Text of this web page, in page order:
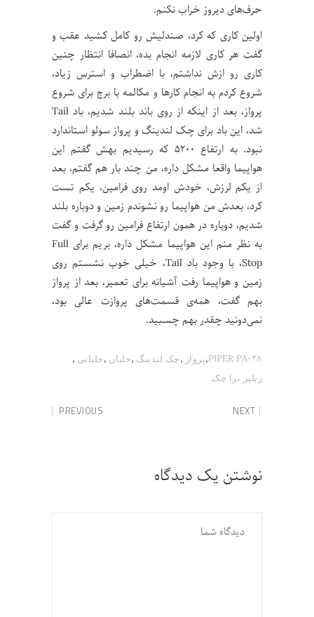
حرف‌های دیروز خراب نکنم.
اولین کاری که کرد، صندلیش رو کامل کشید عقب و
گفت هر کاری لازمه انجام بده، انصافا انتظار چنین
کاری رو ازش نداشتم، با اضطراب و استرس زیاد،
شروع کردم به انجام‌ کارها و مکالمه با برج برای شروع
پرواز، بعد از اینکه از روی باند بلند شدیم، باد Tail
شد، این باد برای چک لندینگ و پرواز سولو استاندارد
نبود. به ارتفاع ۵۲۰۰ که رسیدیم بهش گفتم این
هواپیما واقعا مشکل داره، من چند بار هم گفتم، بعد
از یکم لرزش، خودش اومد روی فرامین، یکم تست
کرد، بعدش من هواپیما رو نشوندم زمین و دوباره بلند
شدیم، دوباره در همون ارتفاع فرامین رو گرفت و گفت
به نظر منم این هواپیما مشکل داره، بریم برای Full
Stop، با وجود باد Tail، خیلی خوب نشستم روی
زمین و هواپیما رفت آشیانه برای تعمیر، بعد از پرواز
بهم گفت، همه‌ی قسمت‌های پروازت عالی بود،
نمی‌دونید چقدر بهم چسبید.
PIPER PA-28
,پرواز ,چک لندینگ ,خلبان ,خلبانی ,
ریلیز برا چک
PREVIOUS NEXT
نوشتن یک دیدگاه